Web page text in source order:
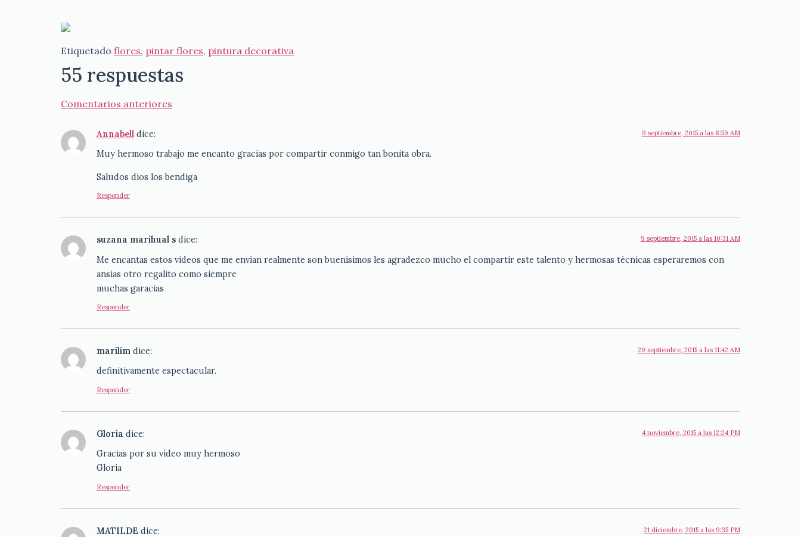
Etiquetado flores, pintar flores, pintura decorativa
55 respuestas
Comentarios anteriores
Annabell dice: 9 septiembre, 2015 a las 8:59 AM
Muy hermoso trabajo me encanto gracias por compartir conmigo tan bonita obra.
Saludos dios los bendiga
Responder
suzana marihual s dice: 9 septiembre, 2015 a las 10:31 AM
Me encantas estos videos que me envían realmente son buenísimos les agradezco mucho el compartir este talento y hermosas técnicas esperaremos con
ansias otro regalito como siempre
muchas garacias
Responder
marilim dice: 20 septiembre, 2015 a las 11:42 AM
definitivamente espectacular.
Responder
Gloria dice: 4 noviembre, 2015 a las 12:24 PM
Gracias por su vídeo muy hermoso
Gloria
Responder
MATILDE dice: 21 diciembre, 2015 a las 9:35 PM